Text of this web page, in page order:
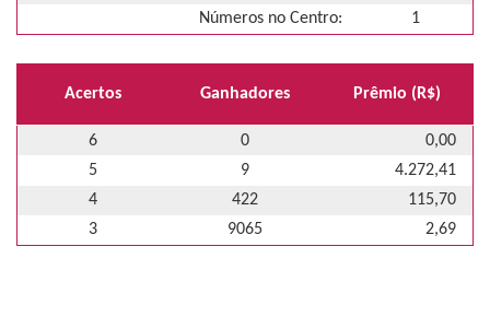
Números no Centro:
1
Acertos Ganhadores Prêmio (R$)
6 0
0,00
5
9
4.272,41
4
422
115,70
3
9065 2,69